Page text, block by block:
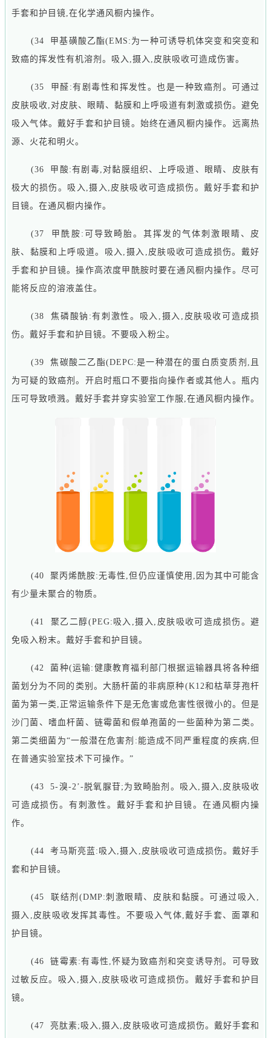
手套和护目镜,在化学通风橱内操作。
(34 甲基磺酸乙酯(EMS:为一种可诱导机体突变和突变和
致癌的挥发性有机溶剂。吸入,摄入,皮肤吸收可造成伤害。
(35 甲醛:有剧毒性和挥发性。也是一种致癌剂。可通过
皮肤吸收,对皮肤、眼睛、黏膜和上呼吸道有刺激或损伤。避免
吸入气体。戴好手套和护目镜。始终在通风橱内操作。远离热
源、火花和明火。
(36 甲酸:有剧毒,对黏膜组织、上呼吸道、眼睛、皮肤有
极大的损伤。吸入,摄入,皮肤吸收可造成损伤。戴好手套和护
目镜。在通风橱内操作。
(37 甲酰胺:可导致畸胎。其挥发的气体刺激眼睛、皮
肤、黏膜和上呼吸道。吸入,摄入,皮肤吸收可造成损伤。戴好
手套和护目镜。操作高浓度甲酰胺时要在通风橱内操作。尽可
能将反应的溶液盖住。
(38 焦磷酸钠:有刺激性。吸入,摄入,皮肤吸收可造成损
伤。戴好手套和护目镜。不要吸入粉尘。
(39 焦碳酸二乙酯(DEPC:是一种潜在的蛋白质变质剂,且
为可疑的致癌剂。开启时瓶口不要指向操作者或其他人。瓶内
压可导致喷溅。戴好手套并穿实验室工作服,在通风橱内操作。
(40 聚丙烯酰胺:无毒性,但仍应谨慎使用,因为其中可能含
有少量未聚合的物质。
(41 聚乙二醇(PEG:吸入,摄入,皮肤吸收可造成损伤。避
免吸入粉末。戴好手套和护目镜。
(42 菌种(运输:健康教育福利部门根据运输器具将各种细
菌划分为不同的类别。大肠杆菌的非病原种(K12和枯草芽孢杆
菌为第一类,正常运输条件下是无危害或危害性很微小的。但是
沙门菌、嗜血杆菌、链霉菌和假单孢菌的一些菌种为第二类。
第二类细菌为“一般潜在危害剂:能造成不同严重程度的疾病,但
在普通实验室技术下可操作。”
(435-溴-2’-脱氧脲苷;为致畸胎剂。吸入,摄入,皮肤吸收
可造成损伤。有刺激性。戴好手套和护目镜。在通风橱内操
作。
(44 考马斯亮蓝:吸入,摄入,皮肤吸收可造成损伤。戴好手
套和护目镜。
(45 联结剂(DMP:刺激眼睛、皮肤和黏膜。可通过吸入,
摄入,皮肤吸收发挥其毒性。不要吸入气体,戴好手套、面罩和
护目镜。
(46 链霉素:有毒性,怀疑为致癌剂和突变诱导剂。可导致
过敏反应。吸入,摄入,皮肤吸收可造成损伤。戴好手套和护目
镜。
(47 亮肽素;吸入,摄入,皮肤吸收可造成损伤。戴好手套和